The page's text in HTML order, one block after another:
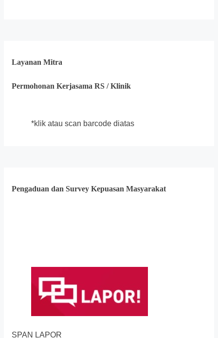
Layanan Mitra
Permohonan Kerjasama RS / Klinik
*klik atau scan barcode diatas
Pengaduan dan Survey Kepuasan Masyarakat
SPAN LAPOR